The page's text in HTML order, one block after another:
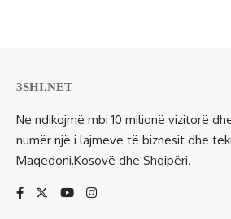
3SHI.NET
Ne ndikojmë mbi 10 milionë vizitorë
numër një i lajmeve të biznesit dhe
Maqedoni,Kosovë dhe Shqipëri.